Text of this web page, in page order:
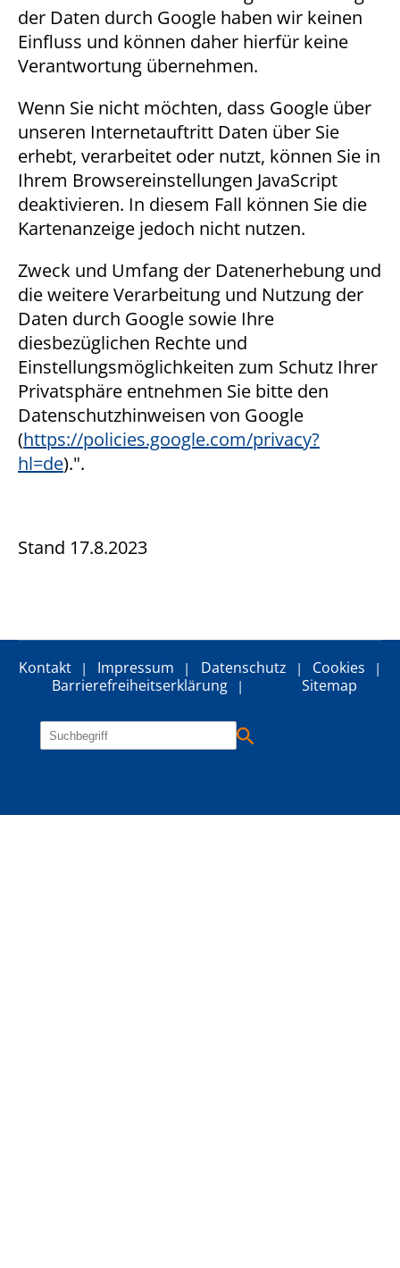
der Daten durch Google haben wir keinen
Einfluss und können daher hierfür keine
Verantwortung übernehmen.
Wenn Sie nicht möchten, dass Google über
unseren Internetauftritt Daten über Sie
erhebt, verarbeitet oder nutzt, können Sie in
Ihrem Browsereinstellungen JavaScript
deaktivieren. In diesem Fall können Sie die
Kartenanzeige jedoch nicht nutzen.
Zweck und Umfang der Datenerhebung und
die weitere Verarbeitung und Nutzung der
Daten durch Google sowie Ihre
diesbezüglichen Rechte und
Einstellungsmöglichkeiten zum Schutz Ihrer
Privatsphäre entnehmen Sie bitte den
Datenschutzhinweisen von Google
(https://policies.google.com/privacy?
hl=de).".
Stand 17.8.2023
Kontakt Impressum Datenschutz
Cookies
Barrierefreiheitserklärung
Sitemap